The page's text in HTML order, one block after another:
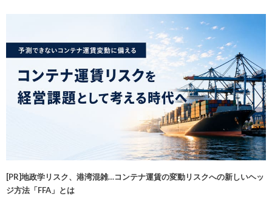
[PR]地政学リスク、港湾混雑…コンテナ運賃の変動リスクへの新しいヘッ
ジ方法「FFA」とは